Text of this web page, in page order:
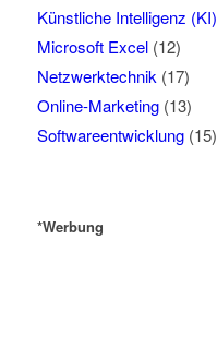
Künstliche Intelligenz (KI)
Microsoft Excel(12)
Netzwerktechnik (17)
Online-Marketing(13)
Softwareentwicklung(15)
*Werbung